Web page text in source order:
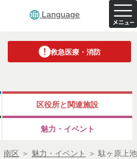
Language
救急医療・消防
区役所と関連施設
魅力・イベント
南区 ＞ 魅力・イベント ＞ 駄ヶ原上池